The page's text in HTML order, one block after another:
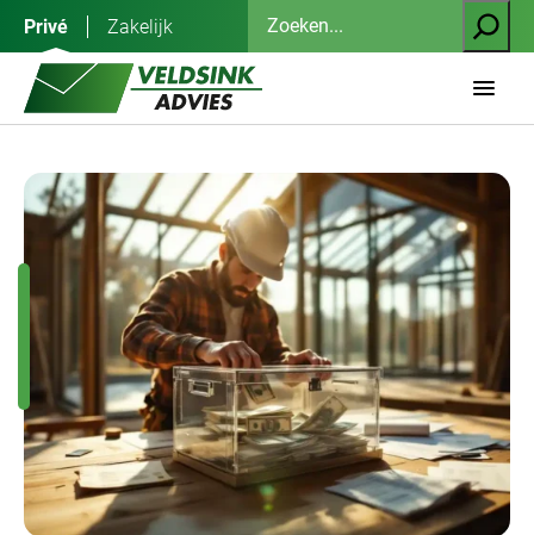
inhoud
Privé Zakelijk
Zoeken